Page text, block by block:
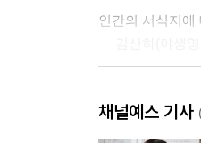
인간의 서식지에
― 조성주(청년운
채널예스 기사